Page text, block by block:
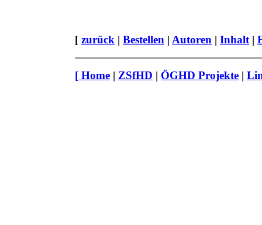
[ zurück | Bestellen | Autoren | Inhalt |
[ Home | ZSfHD | ÖGHD Projekte |